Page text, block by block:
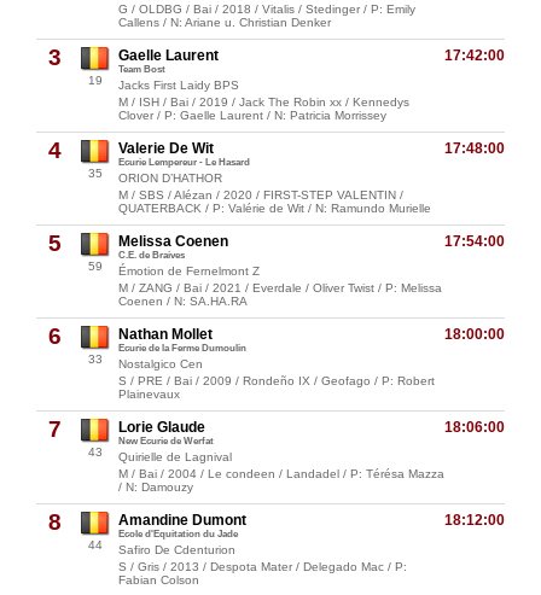
G / OLDBG / Bai / 2018 / Vitalis / Stedinger / P: Emily
Callens / N: Ariane u. Christian Denker
3
19
17:42:00
Gaelle Laurent
Team Bost
Jacks First Laidy BPS
M / ISH / Bai / 2019 / Jack The Robin xx / Kennedys
Clover / P: Gaelle Laurent / N: Patricia Morrissey
4
35
17:48:00
Valerie De Wit
Ecurie Lempereur - Le Hasard
ORION D’HATHOR
M / SBS / Alézan / 2020 / FIRST-STEP VALENTIN /
QUATERBACK / P: Valérie de Wit / N: Ramundo Murielle
5
59
17:54:00
Melissa Coenen
C.E. de Braives
Émotion de Fernelmont Z
M / ZANG / Bai / 2021 / Everdale / Oliver Twist / P: Melissa
Coenen / N: SA.HA.RA
6
33
18:00:00
Nathan Mollet
Ecurie de la Ferme Dumoulin
Nostalgico Cen
S / PRE / Bai / 2009 / Rondeño IX / Geofago / P: Robert
Plainevaux
7
43
18:06:00
Lorie Glaude
New Ecurie de Werfat
Quirielle de Lagnival
M / Bai / 2004 / Le condeen / Landadel / P: Térésa Mazza
/ N: Damouzy
8
44
18:12:00
Amandine Dumont
Ecole d'Equitation du Jade
Safiro De Cdenturion
S / Gris / 2013 / Despota Mater / Delegado Mac / P:
Fabian Colson